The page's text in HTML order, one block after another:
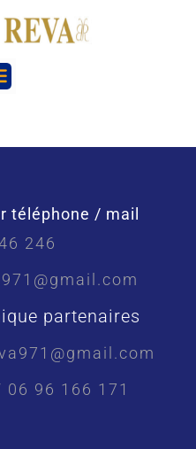
téléphone / mail
246
partenaires
96 166 171